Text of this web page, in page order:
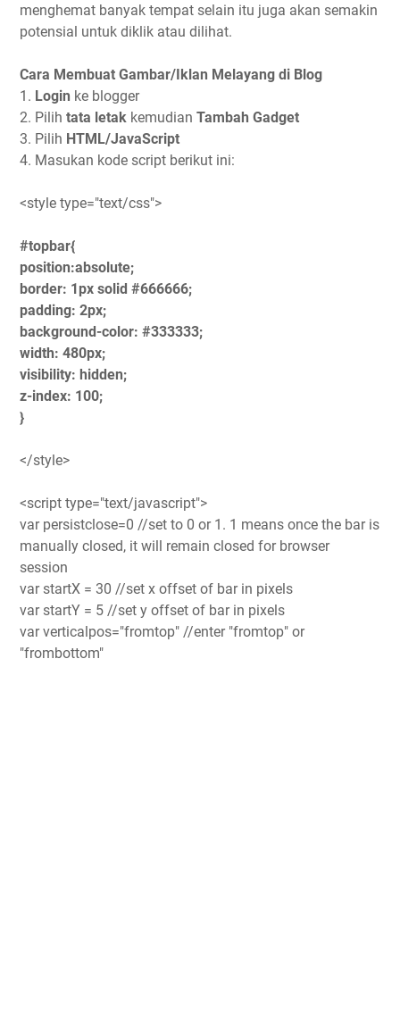
menghemat banyak tempat selain itu juga akan semakin
potensial untuk diklik atau dilihat.
Cara Membuat Gambar/Iklan Melayang di Blog
1. Login ke blogger
2. Pilih tata letak kemudian Tambah Gadget
3. Pilih HTML/JavaScript
4. Masukan kode script berikut ini:
<style type="text/css">
#topbar{
position:absolute;
border: 1px solid #666666;
padding: 2px;
background-color: #333333;
width: 480px;
visibility: hidden;
z-index: 100;
}
</style>
<script type="text/javascript">
var persistclose=0 //set to 0 or 1. 1 means once the bar is
manually closed, it will remain closed for browser
session
var startX = 30 //set x offset of bar in pixels
var startY = 5 //set y offset of bar in pixels
var verticalpos="fromtop" //enter "fromtop" or
"frombottom"